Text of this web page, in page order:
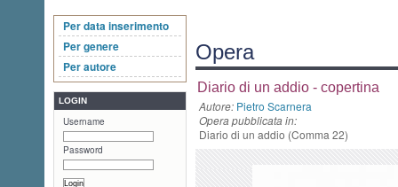
Per data inserimento
Per genere
Per autore
LOGIN
Username
Password
Opera
Diario di un addio - copertina
Autore: Pietro Scarnera
Opera pubblicata in:
Diario di un addio (Comma 22)